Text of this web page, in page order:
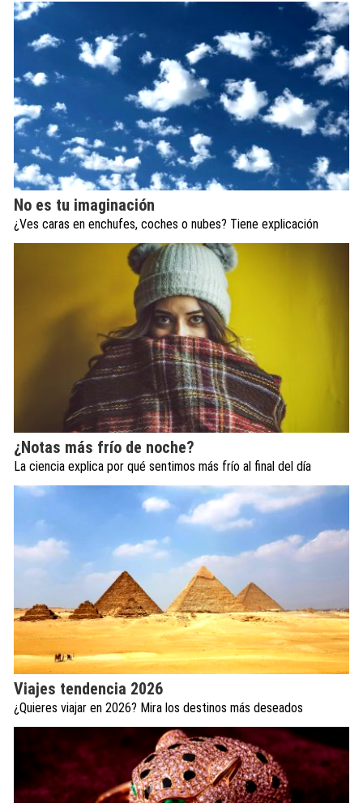
No es tu imaginación
¿Ves caras en enchufes, coches o nubes? Tiene explicación
¿Notas más frío de noche?
La ciencia explica por qué sentimos más frío al final del día
Viajes tendencia 2026
¿Quieres viajar en 2026? Mira los destinos más deseados